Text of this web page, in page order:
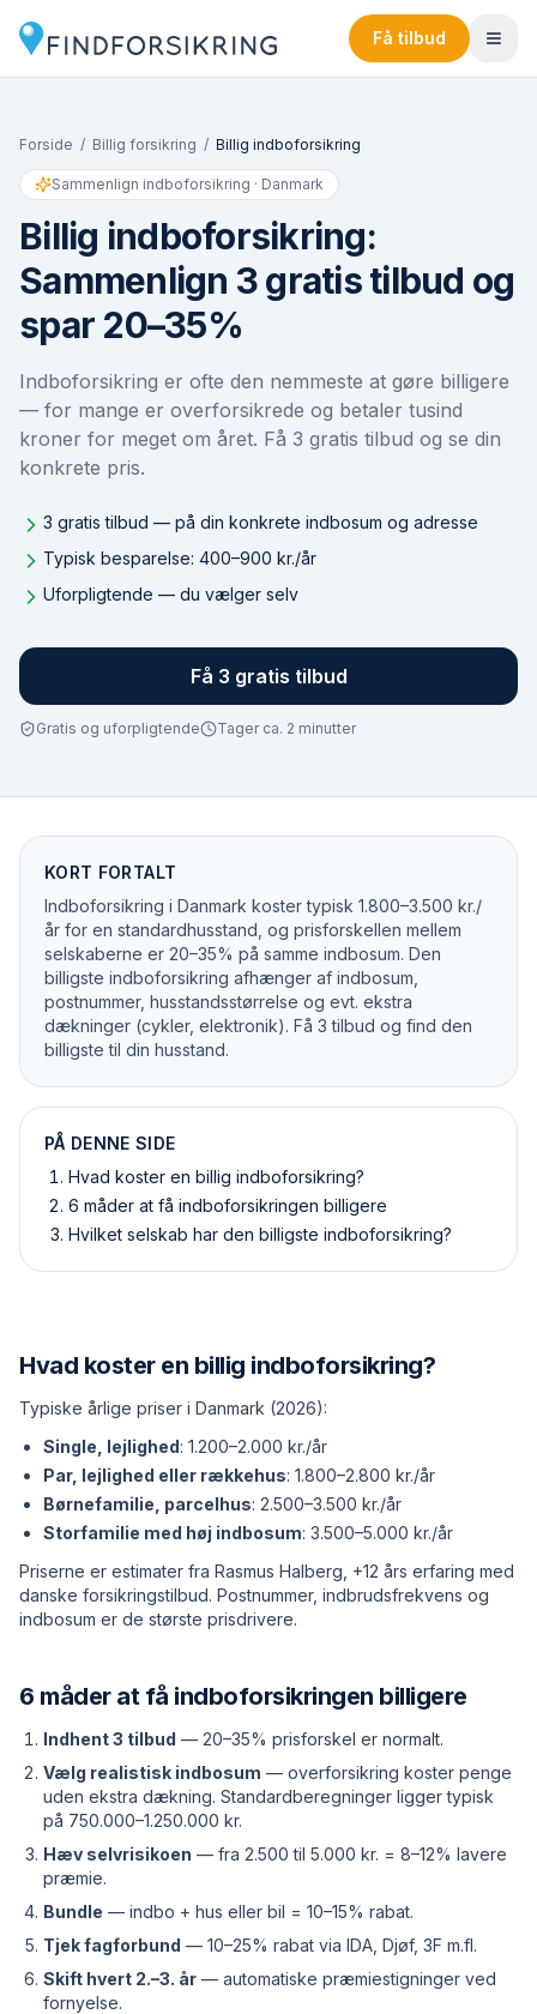
Få tilbud
Forside / Billig forsikring / Billig indboforsikring
Sammenlign indboforsikring · Danmark
Billig indboforsikring:
Sammenlign 3 gratis tilbud og
spar 20–35%
Indboforsikring er ofte den nemmeste at gøre billigere
— for mange er overforsikrede og betaler tusind
kroner for meget om året. Få 3 gratis tilbud og se din
konkrete pris.
3 gratis tilbud — på din konkrete indbosum og adresse
Typisk besparelse: 400–900 kr./år
Uforpligtende — du vælger selv
Få 3 gratis tilbud
Gratis og uforpligtende Tager ca. 2 minutter
KORT FORTALT
Indboforsikring i Danmark koster typisk 1.800–3.500 kr./
år for en standardhusstand, og prisforskellen mellem
selskaberne er 20–35% på samme indbosum. Den
billigste indboforsikring afhænger af indbosum,
postnummer, husstandsstørrelse og evt. ekstra
dækninger (cykler, elektronik). Få 3 tilbud og find den
billigste til din husstand.
PÅ DENNE SIDE
Hvad koster en billig indboforsikring?
6 måder at få indboforsikringen billigere
Hvilket selskab har den billigste indboforsikring?
Hvad koster en billig indboforsikring?
Typiske årlige priser i Danmark (2026):
Single, lejlighed: 1.200–2.000 kr./år
Par, lejlighed eller rækkehus: 1.800–2.800 kr./år
Børnefamilie, parcelhus: 2.500–3.500 kr./år
Storfamilie med høj indbosum: 3.500–5.000 kr./år
Priserne er estimater fra Rasmus Halberg, +12 års erfaring med
danske forsikringstilbud. Postnummer, indbrudsfrekvens og
indbosum er de største prisdrivere.
6 måder at få indboforsikringen billigere
Indhent 3 tilbud — 20–35% prisforskel er normalt.
Vælg realistisk indbosum — overforsikring koster penge
uden ekstra dækning. Standardberegninger ligger typisk
på 750.000–1.250.000 kr.
Hæv selvrisikoen — fra 2.500 til 5.000 kr. = 8–12% lavere
præmie.
Bundle — indbo + hus eller bil = 10–15% rabat.
Tjek fagforbund — 10–25% rabat via IDA, Djøf, 3F m.fl.
Skift hvert 2.–3. år — automatiske præmiestigninger ved
fornyelse.